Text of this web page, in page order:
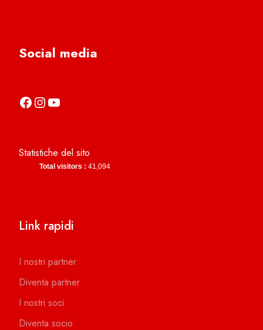
Social media
https://it-it.facebook.com/asdcamerinocalcio https://www.instagram.com/camerinocalcio/ https://www.youtube.com/channel/UCl4n2co-g2dZSKsLZ-lZy9g
Statistiche del sito
Total visitors : 41,094
Link rapidi
I nostri partner
Diventa partner
I nostri soci
Diventa socio